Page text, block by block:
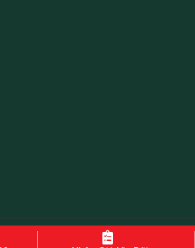
Designed ByGianHangVN